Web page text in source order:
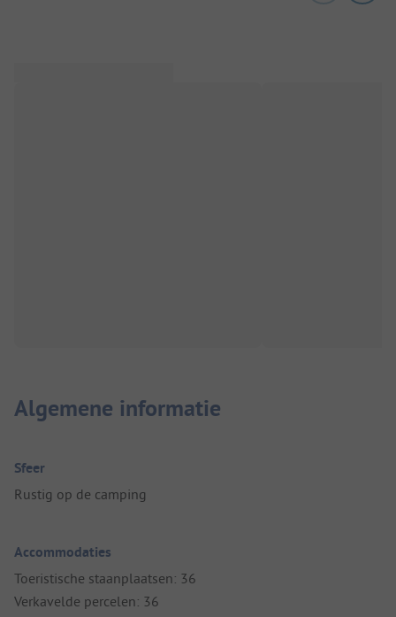
Algemene informatie
Sfeer
Rustig op de camping
Accommodaties
Toeristische staanplaatsen: 36
Verkavelde percelen: 36